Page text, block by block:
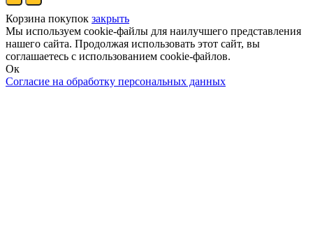
Корзина покупок закрыть
Мы используем cookie-файлы для наилучшего представления
нашего сайта. Продолжая использовать этот сайт, вы
соглашаетесь с использованием cookie-файлов.
Ок
Согласие на обработку персональных данных